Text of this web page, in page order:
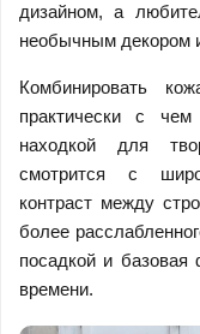
дизайном, а
необычным декором
Комбинировать
практически с
находкой для
смотрится с
контраст между
более
посадкой и
времени.